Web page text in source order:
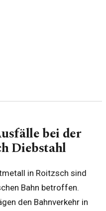
bei der
Diebstahl
in Roitzsch sind
Bahn betroffen.
den Bahnverkehr in